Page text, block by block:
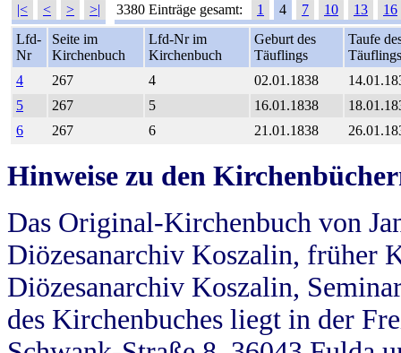
|< < > >| 3380 Einträge gesamt: 1 4 7 10 13
16
Lfd-
Nr
Seite im
Kirchenbuch
Lfd-Nr im
Kirchenbuch
Geburt des
Täuflings
Taufe
Täuflings
4
267 4 02.01.1838
5
267 5 16.01.1838
6
267 6 21.01.1838
Hinweise zu den
Das Original-Kirchenbuch von
Diözesanarchiv Koszalin, früher
Diözesanarchiv Koszalin,
des Kirchenbuches liegt in der